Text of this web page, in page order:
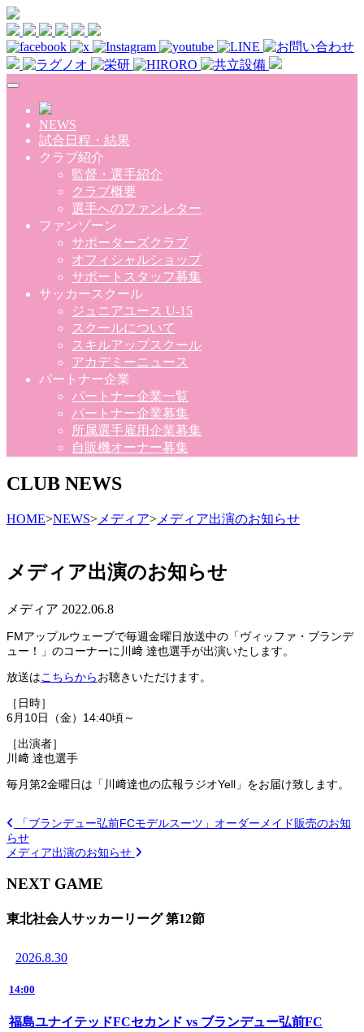
Skip to main content
NEWS
試合日程・結果
クラブ紹介
監督・選手紹介
クラブ概要
選手へのファンレター
ファンゾーン
サポーターズクラブ
オフィシャルショップ
サポートスタッフ募集
サッカースクール
ジュニアユース U-15
スクールについて
スキルアップスクール
アカデミーニュース
パートナー企業
パートナー企業一覧
パートナー企業募集
所属選手雇用企業募集
自販機オーナー募集
CLUB NEWS
HOME>NEWS> メディア> メディア出演のお知らせ
メディア出演のお知らせ
メディア 2022.06.8
FMアップルウェーブで毎週金曜日放送中の「ヴィッファ・ブランデ
ュー！」のコーナーに川﨑 達也選手が出演いたします。
放送はこちらからお聴きいただけます。
［日時］
6月10日（金） 14:40頃～
［出演者］
川﨑 達也選手
毎月第2金曜日は「川﨑達也の広報ラジオYell」をお届け致します。
「ブランデュー弘前FCモデルスーツ」オーダーメイド販売のお知
らせ
メディア出演のお知らせ
NEXT GAME
東北社会人サッカーリーグ 第12節
2026.8.30
14:00
福島ユナイテッドFCセカンド vs ブランデュー弘前FC